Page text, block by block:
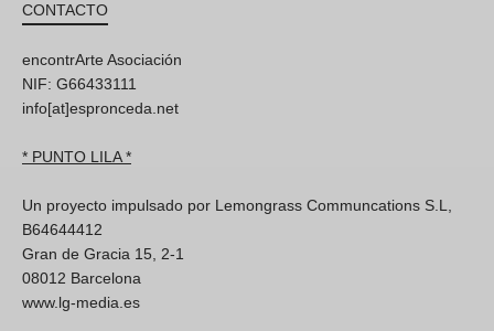
CONTACTO
encontrArte Asociación
NIF: G66433111
info[at]espronceda.net
* PUNTO LILA *
Un proyecto impulsado por Lemongrass Communcations S.L,
B64644412
Gran de Gracia 15, 2-1
08012 Barcelona
www.lg-media.es